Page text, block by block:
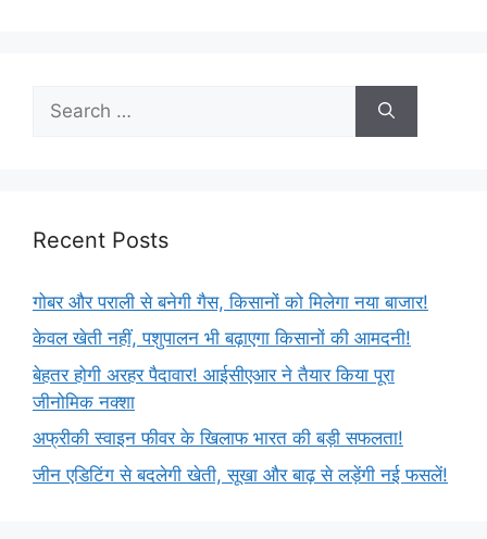
Recent Posts
गोबर और पराली से बनेगी गैस, किसानों को मिलेगा नया बाजार!
केवल खेती नहीं, पशुपालन भी बढ़ाएगा किसानों की आमदनी!
बेहतर होगी अरहर पैदावार! आईसीएआर ने तैयार किया पूरा
जीनोमिक नक्शा
अफ्रीकी स्वाइन फीवर के खिलाफ भारत की बड़ी सफलता!
जीन एडिटिंग से बदलेगी खेती, सूखा और बाढ़ से लड़ेंगी नई फसलें!